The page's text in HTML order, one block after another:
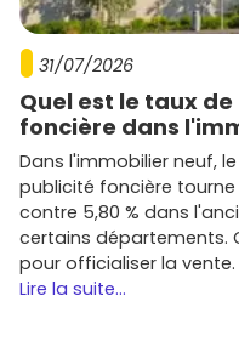
Budget: au-delà du
de notaire réduits
et les
PTZ 2024–2027
:
et de typologie
collectif neuf en
ton éligibilité.
Fiscalité: la
l'imposition des
les règles en
Livraison et
neuf (parfait
31/07/2026
Quel est le taux
foncière dans
Dans l'immobilier neuf,
publicité foncière tourne
contre 5,80 % dans
certains départements.
pour officialiser la vente.
Lire la suite...